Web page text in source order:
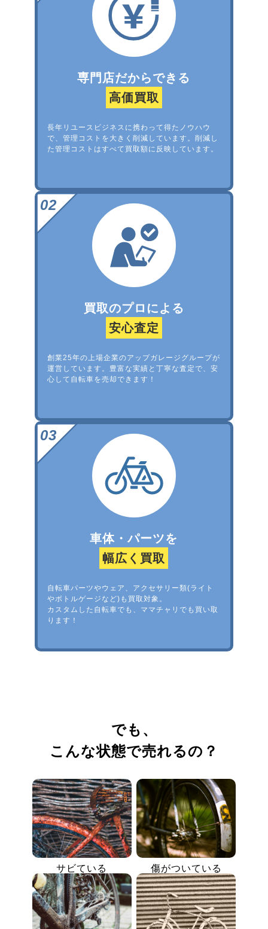
専門店だからできる
高価買取
長年リユースビジネスに携わって得たノウハウ
で、管理コストを大きく削減しています。削減し
た管理コストはすべて買取額に反映しています。
買取のプロによる
安心査定
創業25年の上場企業のアップガレージグループが
運営しています。豊富な実績と丁寧な査定で、安
心して自転車を売却できます！
車体・パーツを
幅広く買取
自転車パーツやウェア、アクセサリー類(ライト
やボトルゲージなど)も買取対象。
カスタムした自転車でも、ママチャリでも買い取
ります！
でも、
こんな状態で売れるの？
サビている 傷がついている